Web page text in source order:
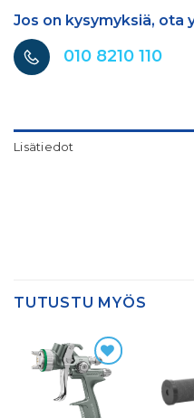
Jos on kysymyksiä, ota
010 8210 110
Lisätiedot
TUTUSTU MYÖS